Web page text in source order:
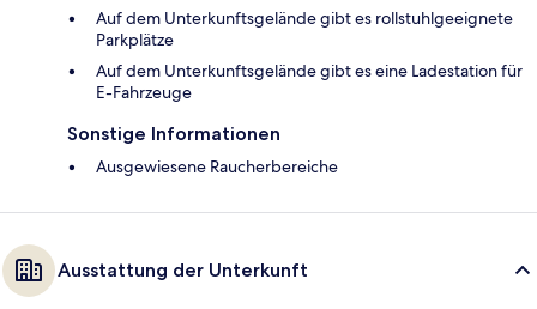
Auf dem Unterkunftsgelände gibt es rollstuhlgeeignete
Parkplätze
Auf dem Unterkunftsgelände gibt es eine Ladestation für
E-Fahrzeuge
Sonstige Informationen
Ausgewiesene Raucherbereiche
Ausstattung der Unterkunft